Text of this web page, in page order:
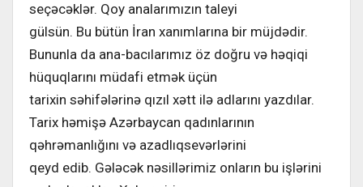
seçəcəklər. Qoy analarımızın taleyi
gülsün. Bu bütün İran xanımlarına bir müjdədir.
Bununla da ana-bacılarımız öz doğru və həqiqi
hüquqlarını müdafi etmək üçün
tarixin səhifələrinə qızıl xətt ilə adlarını yazdılar.
Tarix həmişə Azərbaycan qadınlarının
qəhrəmanlığını və azadlıqsevərlərini
qeyd edib. Gələcək nəsillərimiz onların bu işlərini